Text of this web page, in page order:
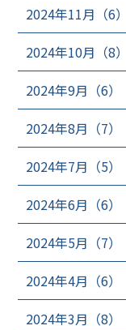
2024年11月（6）
2024年10月（8）
2024年9月（6）
2024年8月（7）
2024年7月（5）
2024年6月（6）
2024年5月（7）
2024年4月（6）
2024年3月（8）